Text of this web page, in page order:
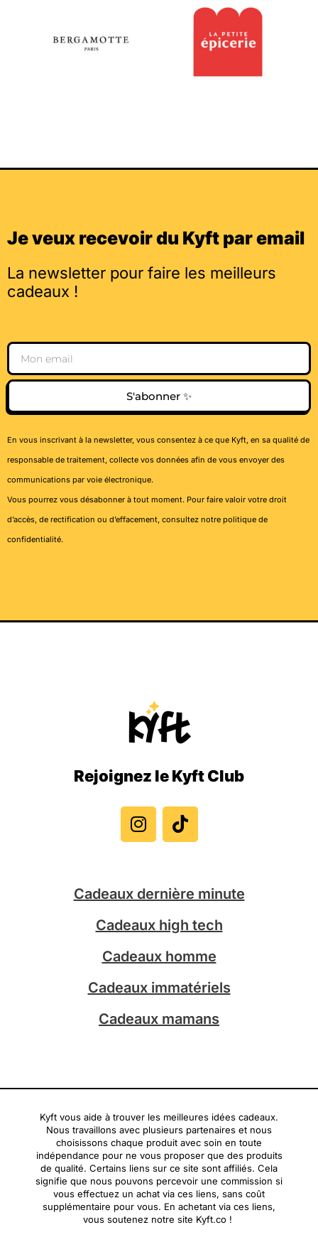
Je veux recevoir du Kyft par email
La newsletter pour faire les meilleurs
cadeaux !
Email
S'abonner ✨
En vous inscrivant à la newsletter, vous consentez à ce que Kyft, en sa qualité de
responsable de traitement, collecte vos données afin de vous envoyer des
communications par voie électronique.
Vous pourrez vous désabonner à tout moment. Pour faire valoir votre droit
d’accès, de rectification ou d’effacement, consultez notre politique de
confidentialité.
Rejoignez le Kyft Club
n
s
t
r
a
m
i
k
t
Cadeaux dernière minute
Cadeaux high tech
Cadeaux homme
Cadeaux immatériels
Cadeaux mamans
Kyft vous aide à trouver les meilleures idées cadeaux.
Nous travaillons avec plusieurs partenaires et nous
choisissons chaque produit avec soin en toute
indépendance pour ne vous proposer que des produits
de qualité. Certains liens sur ce site sont affiliés. Cela
signifie que nous pouvons percevoir une commission si
vous effectuez un achat via ces liens, sans coût
supplémentaire pour vous. En achetant via ces liens,
vous soutenez notre site Kyft.co !